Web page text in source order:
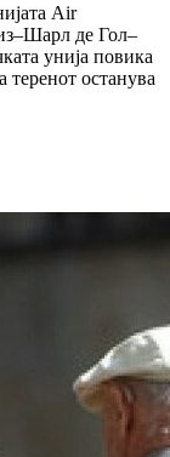
Air
де Гол–
унија повика
теренот останува